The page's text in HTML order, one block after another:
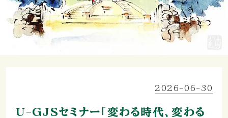
2026-06-30
U-GJSセミナー「変わる時代、変わる